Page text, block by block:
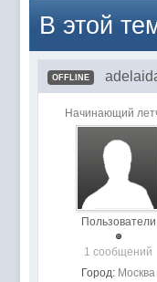
В этой
OFFLINE
Начинающий
Пользователи
1 сообщений
Город: Москва